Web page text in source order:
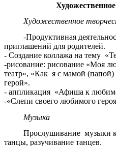
Художественное
-Продуктивная
приглашений для родителей.
- Создание коллажа на тему
-рисование: рисование «Моя
театр», «Как я с мамой
герой».
- аппликация «Афиша к
-«Слепи своего любимого
Музыка
Прослушивание музыки
танцы, разучивание танцев.